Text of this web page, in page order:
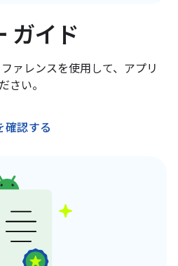
ガイド
ァレンスを使用して、アプリ
さい。
確認する